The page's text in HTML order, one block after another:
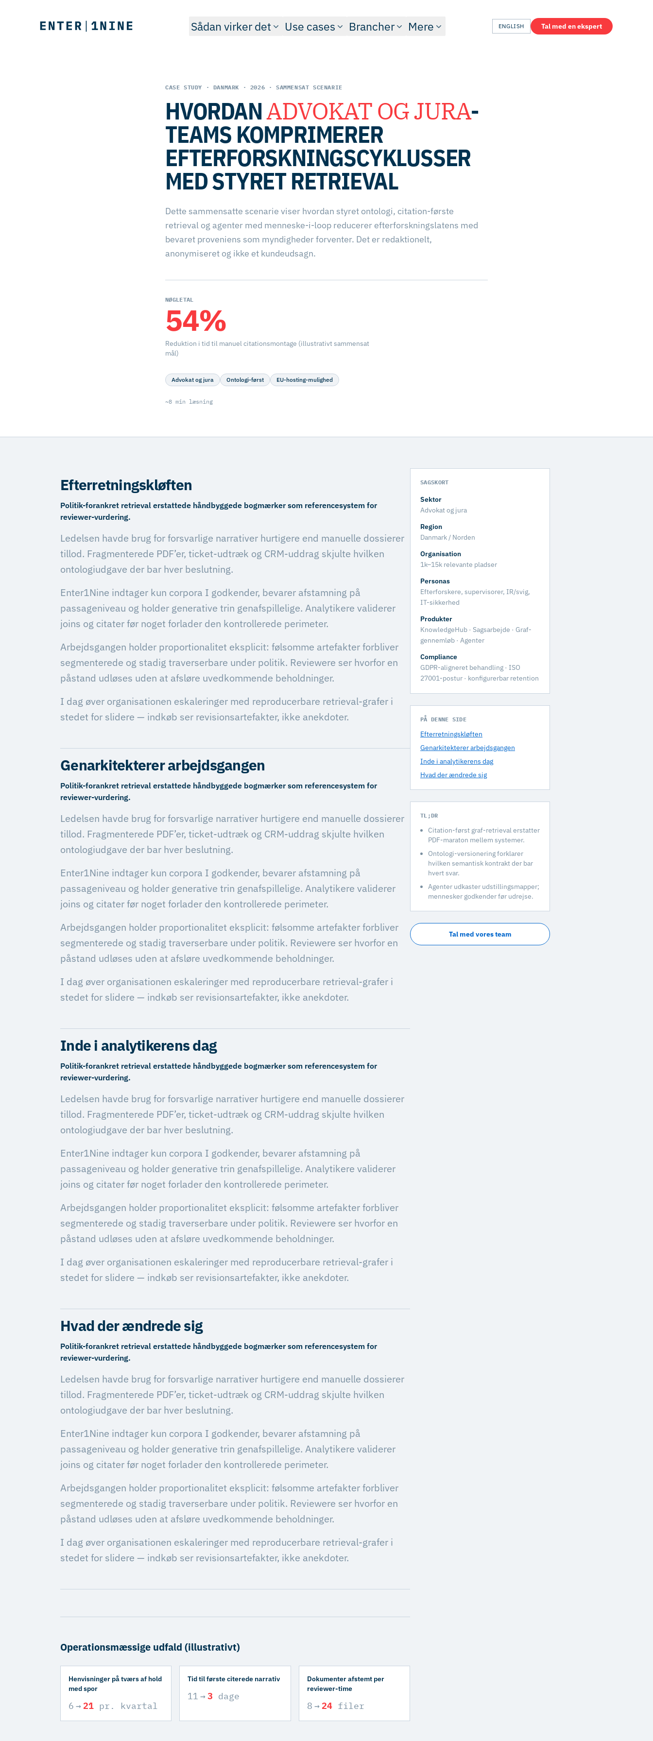
Sådan virker det Use cases Brancher Mere ENGLISH Tal med en ekspert
CASE STUDY · DANMARK · 2026 · SAMMENSAT SCENARIE
HVORDANADVOKAT OG JURA-
TEAMS KOMPRIMERER
EFTERFORSKNINGSCYKLUSSER
MED STYRET RETRIEVAL
Dette sammensatte scenarie viser hvordan styret ontologi, citation-første
retrieval og agenter med menneske-i-loop reducerer efterforskningslatens med
bevaret proveniens som myndigheder forventer. Det er redaktionelt,
anonymiseret og ikke et kundeudsagn.
NØGLETAL
54%
Reduktion i tid til manuel citationsmontage (illustrativt sammensat
mål)
Advokat og jura Ontologi-først EU-hosting-mulighed
~8 min læsning
Efterretningskløften
Politik-forankret retrieval erstattede håndbyggede bogmærker som referencesystem for
reviewer-vurdering.
Ledelsen havde brug for forsvarlige narrativer hurtigere end manuelle dossierer
tillod. Fragmenterede PDF’er, ticket-udtræk og CRM-uddrag skjulte hvilken
ontologiudgave der bar hver beslutning.
Enter1Nine indtager kun corpora I godkender, bevarer afstamning på
passageniveau og holder generative trin genafspillelige. Analytikere validerer
joins og citater før noget forlader den kontrollerede perimeter.
Arbejdsgangen holder proportionalitet eksplicit: følsomme artefakter forbliver
segmenterede og stadig traverserbare under politik. Reviewere ser hvorfor en
påstand udløses uden at afsløre uvedkommende beholdninger.
I dag øver organisationen eskaleringer med reproducerbare retrieval-grafer i
stedet for slidere — indkøb ser revisionsartefakter, ikke anekdoter.
Genarkitekterer arbejdsgangen
Politik-forankret retrieval erstattede håndbyggede bogmærker som referencesystem for
reviewer-vurdering.
Ledelsen havde brug for forsvarlige narrativer hurtigere end manuelle dossierer
tillod. Fragmenterede PDF’er, ticket-udtræk og CRM-uddrag skjulte hvilken
ontologiudgave der bar hver beslutning.
Enter1Nine indtager kun corpora I godkender, bevarer afstamning på
passageniveau og holder generative trin genafspillelige. Analytikere validerer
joins og citater før noget forlader den kontrollerede perimeter.
Arbejdsgangen holder proportionalitet eksplicit: følsomme artefakter forbliver
segmenterede og stadig traverserbare under politik. Reviewere ser hvorfor en
påstand udløses uden at afsløre uvedkommende beholdninger.
I dag øver organisationen eskaleringer med reproducerbare retrieval-grafer i
stedet for slidere — indkøb ser revisionsartefakter, ikke anekdoter.
Inde i analytikerens dag
Politik-forankret retrieval erstattede håndbyggede bogmærker som referencesystem for
reviewer-vurdering.
Ledelsen havde brug for forsvarlige narrativer hurtigere end manuelle dossierer
tillod. Fragmenterede PDF’er, ticket-udtræk og CRM-uddrag skjulte hvilken
ontologiudgave der bar hver beslutning.
Enter1Nine indtager kun corpora I godkender, bevarer afstamning på
passageniveau og holder generative trin genafspillelige. Analytikere validerer
joins og citater før noget forlader den kontrollerede perimeter.
Arbejdsgangen holder proportionalitet eksplicit: følsomme artefakter forbliver
segmenterede og stadig traverserbare under politik. Reviewere ser hvorfor en
påstand udløses uden at afsløre uvedkommende beholdninger.
I dag øver organisationen eskaleringer med reproducerbare retrieval-grafer i
stedet for slidere — indkøb ser revisionsartefakter, ikke anekdoter.
Hvad der ændrede sig
Politik-forankret retrieval erstattede håndbyggede bogmærker som referencesystem for
reviewer-vurdering.
Ledelsen havde brug for forsvarlige narrativer hurtigere end manuelle dossierer
tillod. Fragmenterede PDF’er, ticket-udtræk og CRM-uddrag skjulte hvilken
ontologiudgave der bar hver beslutning.
Enter1Nine indtager kun corpora I godkender, bevarer afstamning på
passageniveau og holder generative trin genafspillelige. Analytikere validerer
joins og citater før noget forlader den kontrollerede perimeter.
Arbejdsgangen holder proportionalitet eksplicit: følsomme artefakter forbliver
segmenterede og stadig traverserbare under politik. Reviewere ser hvorfor en
påstand udløses uden at afsløre uvedkommende beholdninger.
I dag øver organisationen eskaleringer med reproducerbare retrieval-grafer i
stedet for slidere — indkøb ser revisionsartefakter, ikke anekdoter.
Operationsmæssige udfald (illustrativt)
Henvisninger på tværs af hold
med spor
6 → 21 pr. kvartal
Tid til første citerede narrativ
11 → 3 dage
Dokumenter afstemt per
reviewer-time
8 → 24 filer
SAGSKORT
Sektor
Advokat og jura
Region
Danmark / Norden
Organisation
1k–15k relevante pladser
Personas
Efterforskere, supervisorer, IR/svig,
IT-sikkerhed
Produkter
KnowledgeHub · Sagsarbejde · Graf-
gennemløb · Agenter
Compliance
GDPR-aligneret behandling · ISO
27001-postur · konfigurerbar retention
PÅ DENNE SIDE
Efterretningskløften
Genarkitekterer arbejdsgangen
Inde i analytikerens dag
Hvad der ændrede sig
TL;DR
Citation-først graf-retrieval erstatter
PDF-maraton mellem systemer.
Ontologi-versionering forklarer
hvilken semantisk kontrakt der bar
hvert svar.
Agenter udkaster udstillingsmapper;
mennesker godkender før udrejse.
Tal med vores team